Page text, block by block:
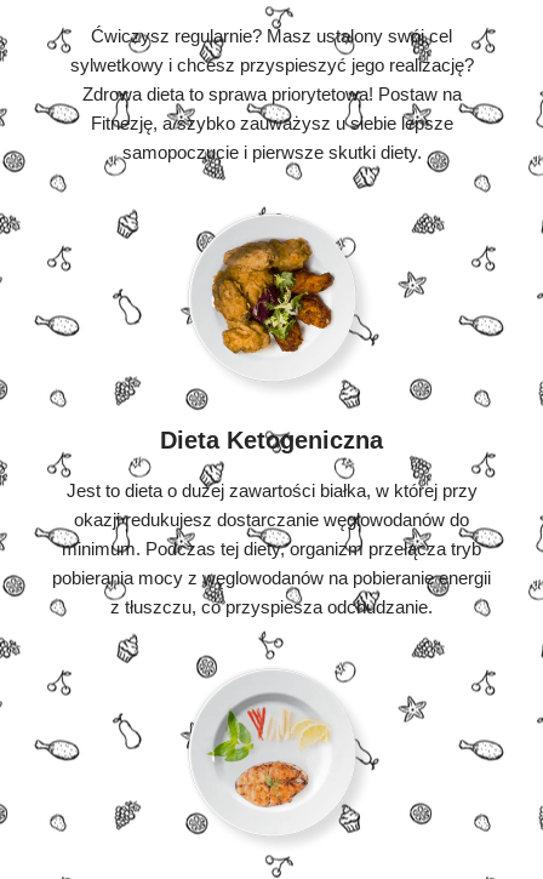
Ćwiczysz regularnie? Masz ustalony swój cel
sylwetkowy i chcesz przyspieszyć jego realizację?
Zdrowa dieta to sprawa priorytetowa! Postaw na
Fitnezję, a szybko zauważysz u siebie lepsze
samopoczucie i pierwsze skutki diety.
Dieta Ketogeniczna
Jest to dieta o dużej zawartości białka, w której przy
okazji redukujesz dostarczanie węglowodanów do
minimum. Podczas tej diety, organizm przełącza tryb
pobierania mocy z węglowodanów na pobieranie energii
z tłuszczu, co przyspiesza odchudzanie.